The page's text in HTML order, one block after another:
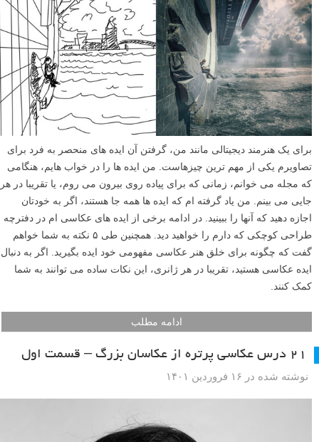
برای یک هنرمند دیجیتالی مانند من، گرفتن آن ایده های منحصر به فرد برای
تصاویرم یکی از مهم ترین چیزهاست. من ایده ها را در خواب هایم، هنگامی
که مجله می خوانم، زمانی که برای پیاده روی بیرون می روم، یا تقریبا در هر
جایی می بینم. من یاد گرفته ام که ایده ها همه جا هستند، اگر به خودتان
اجازه دهید که آنها را ببینید. در ادامه برخی از ایده های عکاسی ام در دفترچه
طراحی کوچکی که دارم را خواهید دید. همچنین طی ۵ نکته به شما خواهم
گفت که چگونه برای خلق هنر عکاسی مفهومی خود ایده بگیرید. اگر به دنبال
ایده عکاسی هستید، تقریبا در هر ژانری، این نکات ساده می توانند به شما
کمک کنند.
ادامه مطلب
۲۱ درس عکاسی پرتره از عکاسان بزرگ – قسمت اول
نوشته شده در ۱۶ فروردین ۱۴۰۱